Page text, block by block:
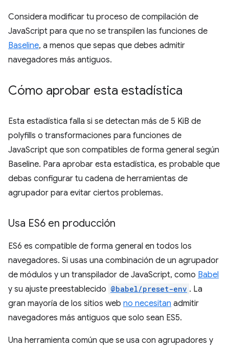
Considera modificar tu proceso de compilación de
JavaScript para que no se transpilen las funciones de
Baseline, a menos que sepas que debes admitir
navegadores más antiguos.
Cómo aprobar esta estadística
Esta estadística falla si se detectan más de 5 KiB de
polyfills o transformaciones para funciones de
JavaScript que son compatibles de forma general según
Baseline. Para aprobar esta estadística, es probable que
debas configurar tu cadena de herramientas de
agrupador para evitar ciertos problemas.
Usa ES6 en producción
ES6 es compatible de forma general en todos los
navegadores. Si usas una combinación de un agrupador
de módulos y un transpilador de JavaScript, como Babel
y su ajuste preestablecido @babel/preset-env . La
gran mayoría de los sitios web no necesitan admitir
navegadores más antiguos que solo sean ES5.
Una herramienta común que se usa con agrupadores y